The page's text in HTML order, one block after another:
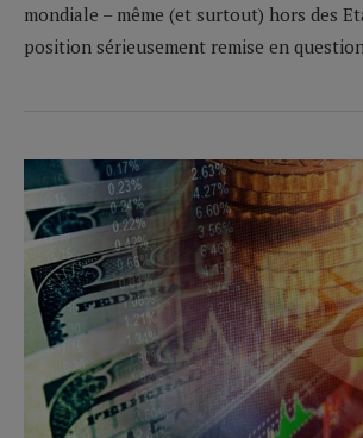
mondiale – même (et surtout) hors des
position sérieusement remise en